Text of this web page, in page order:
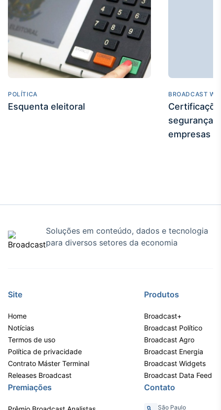
POLÍTICA
Esquenta eleitoral
BROADCAST
segurança
empresas
Soluções em conteúdo, dados e tecnologia
para diversos setores da economia
Site
Home
Notícias
Termos de uso
Política de privacidade
Contrato Máster Terminal
Releases Broadcast
Produtos
Broadcast+
Broadcast Político
Broadcast Agro
Broadcast Energia
Broadcast Widgets
Broadcast Data Feed
Premiações Contato
São Paulo